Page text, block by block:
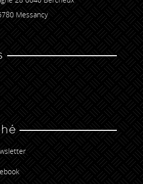
Messancy